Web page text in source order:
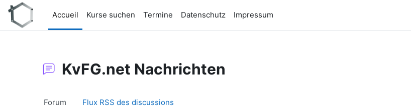
Passer au contenu principal
Accueil
Kurse suchen Termine Datenschutz Impressum
KvFG.net Nachrichten
Forum Flux RSS des discussions